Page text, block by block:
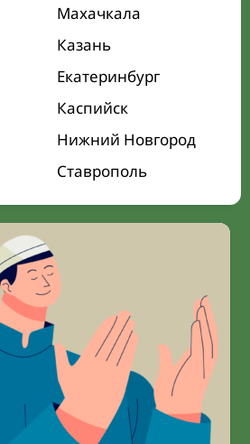
Махачкала
Казань
Екатеринбург
Каспийск
Нижний Новгород
Ставрополь